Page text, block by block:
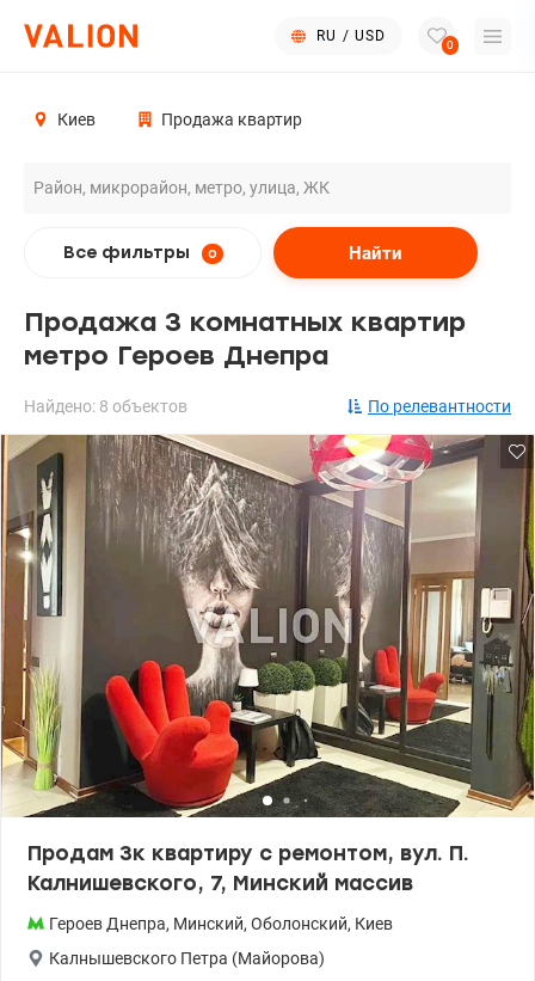
RU / USD
0
Киев Продажа квартир
Все фильтры 0 Найти
Продажа 3 комнатных квартир
метро Героев Днепра
Найдено: 8 объектов По релевантности
Продам 3к квартиру с ремонтом, вул. П.
Калнишевского, 7, Минский массив
Героев Днепра, Минский, Оболонский, Киев
Калнышевского Петра (Майорова)